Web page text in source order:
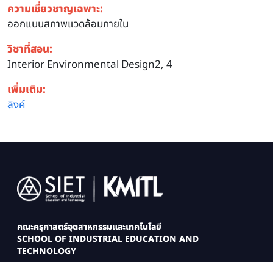
ความเชี่ยวชาญเฉพาะ:
ออกแบบสภาพแวดล้อมภายใน
วิชาที่สอน:
Interior Environmental Design2, 4
เพิ่มเติม:
ลิงค์
Image
คณะครุศาสตร์อุตสาหกรรมและเทคโนโลยี
SCHOOL OF INDUSTRIAL EDUCATION AND
TECHNOLOGY